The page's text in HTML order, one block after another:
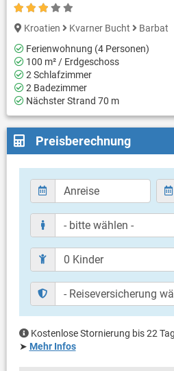
Kroatien Kvarner Bucht
Barbat
Ferienwohnung (4 Personen)
100 m² / Erdgeschoss
2 Schlafzimmer
2 Badezimmer
Nächster Strand 70 m
Preisberechnung
Kostenlose Stornierung bis 22
➤ Mehr Infos